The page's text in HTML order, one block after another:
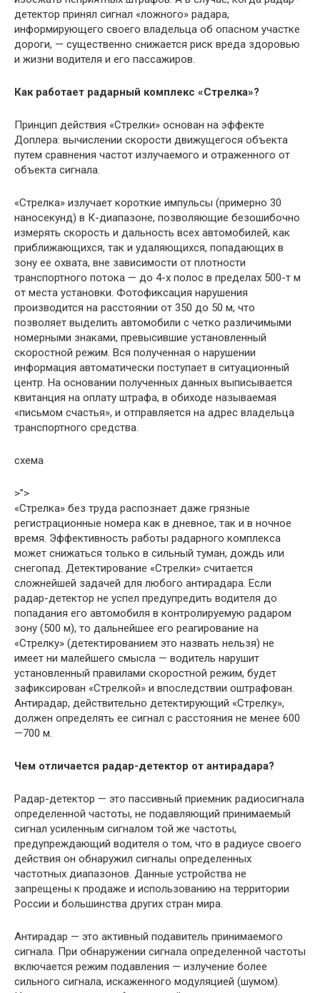
детектор принял сигнал «ложного» радара,
информирующего своего владельца об опасном участке
дороги, — существенно снижается риск вреда здоровью
и жизни водителя и его пассажиров.
Как работает радарный комплекс «Стрелка»?
Принцип действия «Стрелки» основан на эффекте
Доплера: вычислении скорости движущегося объекта
путем сравнения частот излучаемого и отраженного от
объекта сигнала.
«Стрелка» излучает короткие импульсы (примерно 30
наносекунд) в К-диапазоне, позволяющие безошибочно
измерять скорость и дальность всех автомобилей, как
приближающихся, так и удаляющихся, попадающих в
зону ее охвата, вне зависимости от плотности
транспортного потока — до 4-х полос в пределах 500-т м
от места установки. Фотофиксация нарушения
производится на расстоянии от 350 до 50 м, что
позволяет выделить автомобили с четко различимыми
номерными знаками, превысившие установленный
скоростной режим. Вся полученная о нарушении
информация автоматически поступает в ситуационный
центр. На основании полученных данных выписывается
квитанция на оплату штрафа, в обиходе называемая
«письмом счастья», и отправляется на адрес владельца
транспортного средства.
схема
>”>
«Стрелка» без труда распознает даже грязные
регистрационные номера как в дневное, так и в ночное
время. Эффективность работы радарного комплекса
может снижаться только в сильный туман, дождь или
снегопад. Детектирование «Стрелки» считается
сложнейшей задачей для любого антирадара. Если
радар-детектор не успел предупредить водителя до
попадания его автомобиля в контролируемую радаром
зону (500 м), то дальнейшее его реагирование на
«Стрелку» (детектированием это назвать нельзя) не
имеет ни малейшего смысла — водитель нарушит
установленный правилами скоростной режим, будет
зафиксирован «Стрелкой» и впоследствии оштрафован.
Антирадар, действительно детектирующий «Стрелку»,
должен определять ее сигнал с расстояния не менее 600
—700 м.
Чем отличается радар-детектор от антирадара?
Радар-детектор — это пассивный приемник радиосигнала
определенной частоты, не подавляющий принимаемый
сигнал усиленным сигналом той же частоты,
предупреждающий водителя о том, что в радиусе своего
действия он обнаружил сигналы определенных
частотных диапазонов. Данные устройства не
запрещены к продаже и использованию на территории
России и большинства других стран мира.
Антирадар — это активный подавитель принимаемого
сигнала. При обнаружении сигнала определенной частоты
включается режим подавления — излучение более
сильного сигнала, искаженного модуляцией (шумом).